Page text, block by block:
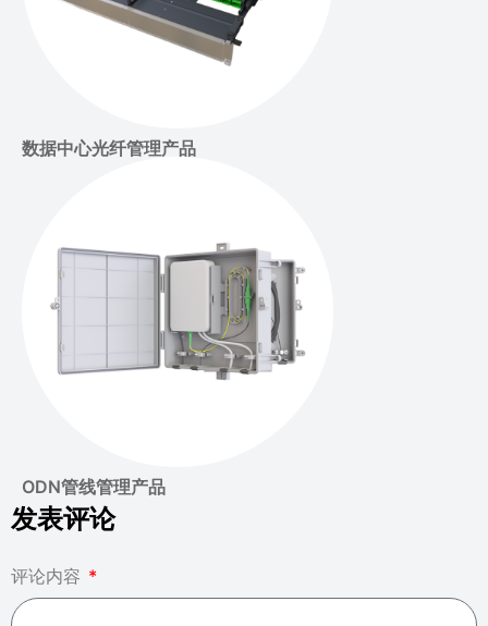
数据中心光纤管理产品
ODN管线管理产品
发表评论
评论内容